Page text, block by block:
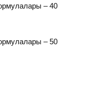
– 40
– 50